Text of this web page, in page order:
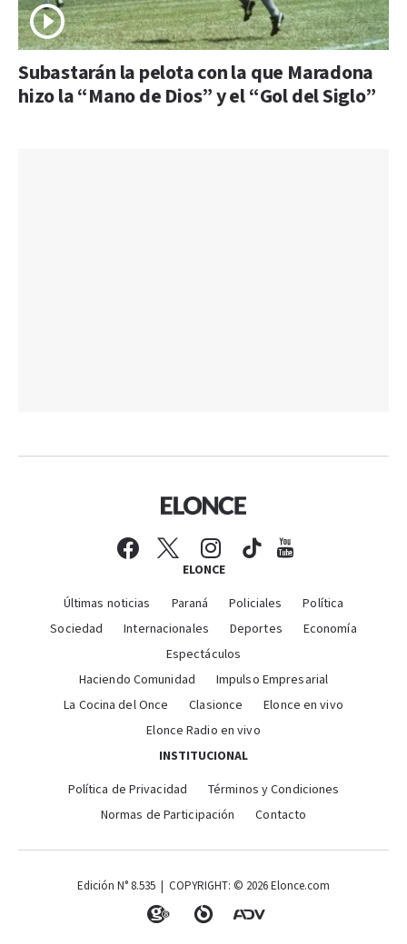
Subastarán la pelota con la que Maradona
hizo la “Mano de Dios” y el “Gol del Siglo”
ELONCE
Últimas noticias Paraná Policiales
Política
Sociedad
Internacionales Deportes
Economía
Espectáculos
Haciendo Comunidad
Impulso Empresarial
La Cocina del Once
Clasionce
Elonce en vivo
Elonce Radio en vivo
INSTITUCIONAL
Política de Privacidad
Términos y Condiciones
Normas de Participación
Contacto
Edición N° 8.535 | COPYRIGHT: © 2026 Elonce.com